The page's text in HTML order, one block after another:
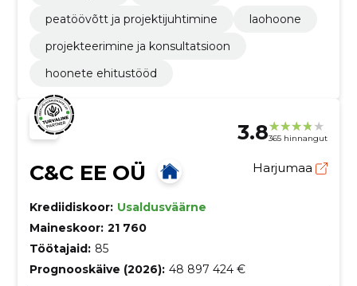
peatöövõtt ja projektijuhtimine
laohoone
projekteerimine ja konsultatsioon
hoonete ehitustööd
3.8365 hinnangut
C&C EE OÜ Harjumaa
Krediidiskoor: Usaldusväärne
Maineskoor: 21 760
Töötajaid: 85
Prognooskäive (2026): 48 897 424 €